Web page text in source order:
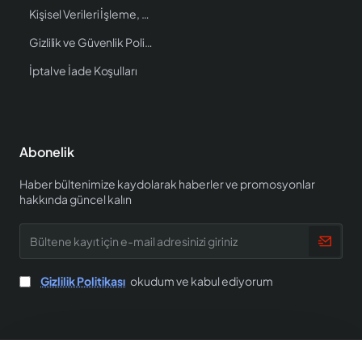
Kişisel Verileri İşleme, Saklama ve İmha Politikası
Gizlilik ve Güvenlik Politikası
İptal ve İade Koşulları
Abonelik
Haber bültenimize kaydolarak haberler ve promosyonlar
hakkında güncel kalın
kayıt
için
e-
mail
Gizlilik Politikası okudum ve kabul ediyorum